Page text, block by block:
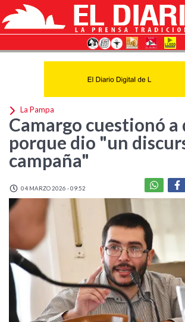
La Pampa
Camargo cuestionó a
porque dio "un
campaña"
04 MARZO 2026 - 09:52